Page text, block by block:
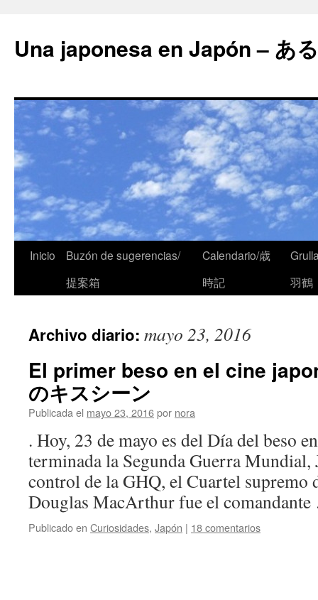
Una japonesa en Japón – あ
Inicio
Buzón de sugerencias/
提案箱
Calendario/歳
時記
羽鶴
Archivo diario: mayo 23, 2016
El primer beso en el cine
のキスシーン
Publicada el mayo 23, 2016por nora
. Hoy, 23 de mayo es del Día del beso
terminada la Segunda Guerra Mundial,
control de la GHQ, el Cuartel supremo
Douglas MacArthur fue el
Publicado en Curiosidades, Japón | 18 comentarios